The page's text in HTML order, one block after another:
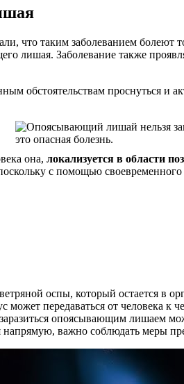
что таким заболеванием болеют
лишая. Заболевание также
обстоятельствам проснуться и
она, локализуется в области
с помощью
оспы, который остается в
передаваться от человека к
опоясывающим лишаем
важно соблюдать меры